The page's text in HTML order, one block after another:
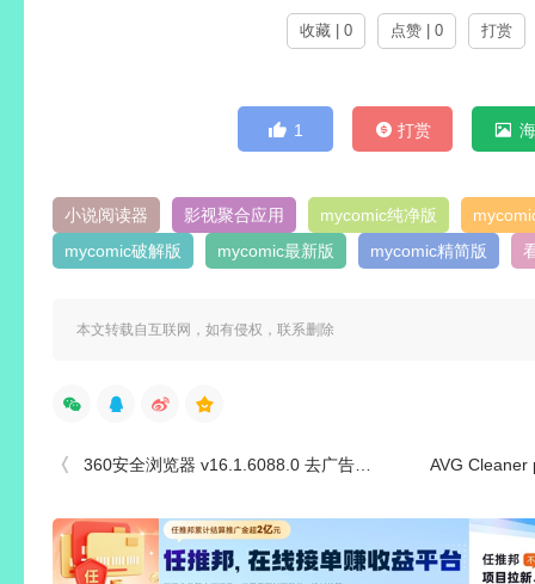
收藏 | 0 点赞 | 0 打赏
1 打赏
小说阅读器 影视聚合应用 mycomic纯净版
mycomic破解版
mycomic最新版 mycomic精简版
本文转载自互联网，如有侵权，联系删除
360安全浏览器 v16.1.6088.0 去广告绿色优化版 AVG Cleaner pro(